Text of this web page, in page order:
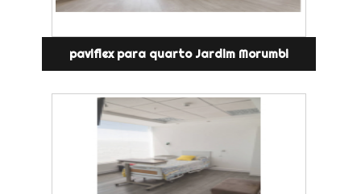
paviflex para quarto Jardim Morumbi